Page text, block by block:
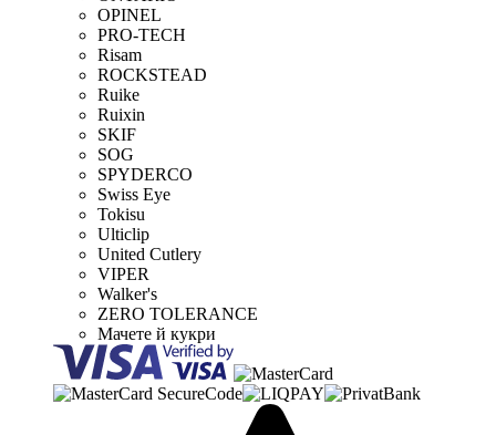
OPINEL
PRO-TECH
Risam
ROCKSTEAD
Ruike
Ruixin
SKIF
SOG
SPYDERCO
Swiss Eye
Tokisu
Ulticlip
United Cutlery
VIPER
Walker's
ZERO TOLERANCE
Мачете й кукри